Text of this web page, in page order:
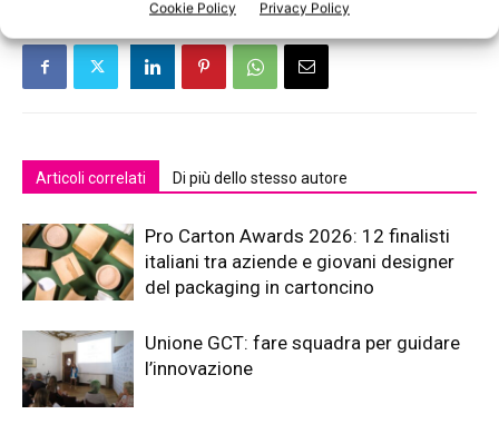
Cookie Policy Privacy Policy
Articoli correlati Di più dello stesso autore
Pro Carton Awards 2026: 12 finalisti
italiani tra aziende e giovani designer
del packaging in cartoncino
Unione GCT: fare squadra per guidare
l’innovazione